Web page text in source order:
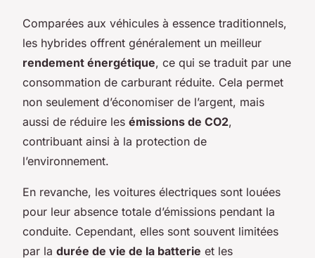
Comparées aux véhicules à essence traditionnels,
les hybrides offrent généralement un meilleur
rendement énergétique, ce qui se traduit par une
consommation de carburant réduite. Cela permet
non seulement d’économiser de l’argent, mais
aussi de réduire les émissions de CO2,
contribuant ainsi à la protection de
l’environnement.
En revanche, les voitures électriques sont louées
pour leur absence totale d’émissions pendant la
conduite. Cependant, elles sont souvent limitées
par la durée de vie de la batterie et les